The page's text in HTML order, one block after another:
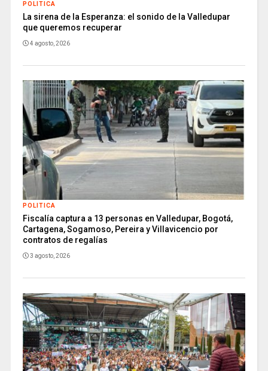
POLITICA
La sirena de la Esperanza: el sonido de la Valledupar
que queremos recuperar
4 agosto, 2026
POLITICA
Fiscalía captura a 13 personas en Valledupar, Bogotá,
Cartagena, Sogamoso, Pereira y Villavicencio por
contratos de regalías
3 agosto, 2026